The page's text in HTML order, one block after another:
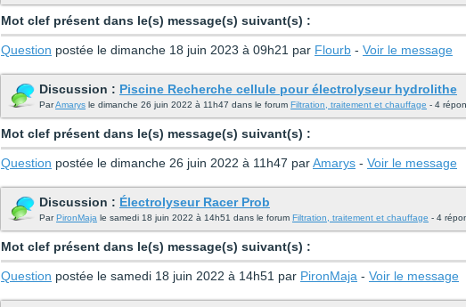
Mot clef présent dans le(s) message(s) suivant(s) :
Question postée le dimanche 18 juin 2023 à 09h21 par Flourb - Voir le message
Discussion : Piscine Recherche cellule pour électrolyseur hydrolithe
ParAmarys le dimanche 26 juin 2022 à 11h47 dans le forum Filtration, traitement et chauffage - 4
Mot clef présent dans le(s) message(s) suivant(s) :
Question postée le dimanche 26 juin 2022 à 11h47 parAmarys - Voir le message
Discussion : Électrolyseur Racer Prob
ParPironMaja le samedi 18 juin 2022 à 14h51 dans le forum Filtration, traitement et chauffage - 4
Mot clef présent dans le(s) message(s) suivant(s) :
Question postée le samedi 18 juin 2022 à 14h51 par PironMaja - Voir le message